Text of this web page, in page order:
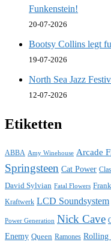
Funkenstein!
20-07-2026
Bootsy Collins legt
19-07-2026
North Sea Jazz
12-07-2026
Etiketten
ABBA Amy Winehouse Arcade
Springsteen Cat Power
David Sylvian Fatal Flowers
Kraftwerk LCD Soundsystem
Power Generation Nick Cave
Enemy Queen Ramones Rolling